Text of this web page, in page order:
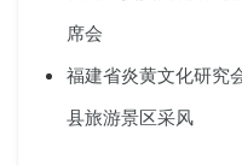
席会
福建省炎黄文化研究
县旅游景区采风